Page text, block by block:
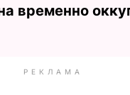
временно
РЕКЛАМА